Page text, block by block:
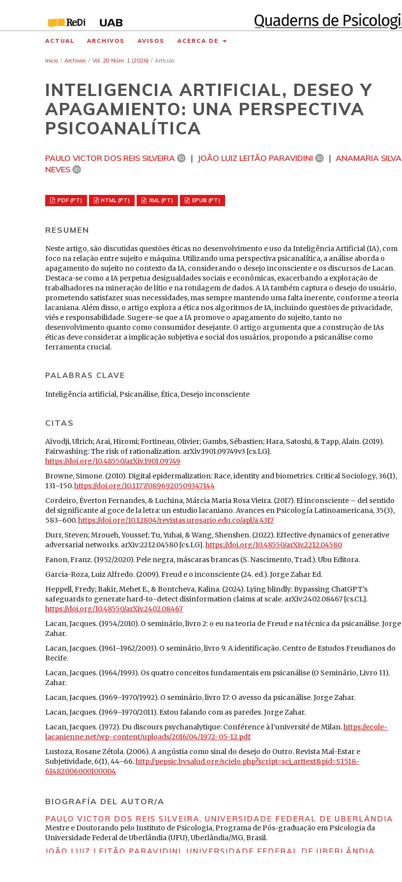
ACTUAL ARCHIVOS AVISOS ACERCA DE
Inicio / Archivos / Vol. 28 Núm. 1 (2026) / Artículo
INTELIGENCIA ARTIFICIAL, DESEO Y
APAGAMIENTO: UNA PERSPECTIVA
PSICOANALÍTICA
PAULO VICTOR DOS REIS SILVEIRA JOÃO LUIZ LEITÃO PARAVIDINI
ANAMARIA SILVA
NEVES
PDF (PT) HTML (PT) XML (PT) EPUB (PT)
RESUMEN
Neste artigo, são discutidas questões éticas no desenvolvimento e uso da Inteligência Artificial (IA), com
foco na relação entre sujeito e máquina. Utilizando uma perspectiva psicanalítica, a análise aborda o
apagamento do sujeito no contexto da IA, considerando o desejo inconsciente e os discursos de Lacan.
Destaca-se como a IA perpetua desigualdades sociais e econômicas, exacerbando a exploração de
trabalhadores na mineração de lítio e na rotulagem de dados. A IA também captura o desejo do usuário,
prometendo satisfazer suas necessidades, mas sempre mantendo uma falta inerente, conforme a teoria
lacaniana. Além disso, o artigo explora a ética nos algoritmos de IA, incluindo questões de privacidade,
viés e responsabilidade. Sugere-se que a IA promove o apagamento do sujeito, tanto no
desenvolvimento quanto como consumidor desejante. O artigo argumenta que a construção de IAs
éticas deve considerar a implicação subjetiva e social dos usuários, propondo a psicanálise como
ferramenta crucial.
PALABRAS CLAVE
Inteligência artificial, Psicanálise, Ética, Desejo inconsciente
CITAS
Aïvodji, Ulrich; Arai, Hiromi; Fortineau, Olivier; Gambs, Sébastien; Hara, Satoshi, & Tapp, Alain. (2019).
Fairwashing: The risk of rationalization. arXiv:1901.09749v3 [cs.LG].
https://doi.org/10.48550/arXiv.1901.09749
Browne, Simone. (2010). Digital epidermalization: Race, identity and biometrics. Critical Sociology, 36(1),
131–150.https://doi.org/10.1177/0896920509347144
Cordeiro, Éverton Fernandes, & Luchina, Márcia Maria Rosa Vieira. (2017). El inconsciente – del sentido
del significante al goce de la letra: un estudio lacaniano. Avances en Psicología Latinoamericana, 35(3),
583–600.https://doi.org/10.12804/revistas.urosario.edu.co/apl/a.4317
Durr, Steven; Mroueh, Youssef; Tu, Yuhai, & Wang, Shenshen. (2022). Effective dynamics of generative
adversarial networks. arXiv:2212.04580 [cs.LG].https://doi.org/10.48550/arXiv.2212.04580
Fanon, Franz. (1952/2020). Pele negra, máscaras brancas (S. Nascimento, Trad.). Ubu Editora.
Garcia-Roza, Luiz Alfredo. (2009). Freud e o inconsciente (24. ed.). Jorge Zahar Ed.
Heppell, Fredy; Bakir, Mehet E., & Bontcheva, Kalina. (2024). Lying blindly: Bypassing ChatGPT’s
safeguards to generate hard-to-detect disinformation claims at scale. arXiv:2402.08467 [cs.CL].
https://doi.org/10.48550/arXiv.2402.08467
Lacan, Jacques. (1954/2010). O seminário, livro 2: o eu na teoria de Freud e na técnica da psicanálise. Jorge
Zahar.
Lacan, Jacques. (1961–1962/2003). O seminário, livro 9. A identificação. Centro de Estudos Freudianos do
Recife.
Lacan, Jacques. (1964/1993). Os quatro conceitos fundamentais em psicanálise (O Seminário, Livro 11).
Zahar.
Lacan, Jacques. (1969–1970/1992). O seminário, livro 17: O avesso da psicanálise. Jorge Zahar.
Lacan, Jacques. (1969–1970/2011). Estou falando com as paredes. Jorge Zahar.
Lacan, Jacques. (1972). Du discours psychanalytique: Conférence à l’université de Milan.https://ecole-
lacanienne.net/wp-content/uploads/2016/04/1972-05-12.pdf
Lustoza, Rosane Zétola. (2006). A angústia como sinal do desejo do Outro. Revista Mal-Estar e
Subjetividade, 6(1), 44–66.http://pepsic.bvsalud.org/scielo.php?script=sci_arttext&pid=S1518-
61482006000100004
Estudos em Teoria Psicanalítica, 22(2), 164–172.
traço unário e o objeto a na constituição subjetiva. Psicologia em Revista, 17(2).
http://pepsic.bvsalud.org/scielo.php?script=sci_arttext&pid=S1677-11682011000200008
Salvagno, Michele; Taccone, Fabio Silvio, & Gerli, Alberto Giovanni. (2023). Can artificial intelligence help
for scientific writing? Critical Care, 27, 75. https://doi.org/10.1186/s13054-023-04380-2
BIOGRAFÍA DEL AUTOR/A
PAULO VICTOR DOS REIS SILVEIRA, UNIVERSIDADE FEDERAL DE UBERLÂNDIA
Mestre e Doutorando pelo Instituto de Psicologia, Programa de Pós-graduação em Psicologia da
Universidade Federal de Uberlândia (UFU), Uberlândia/MG, Brasil.
JOÃO LUIZ LEITÃO PARAVIDINI, UNIVERSIDADE FEDERAL DE UBERLÂNDIA